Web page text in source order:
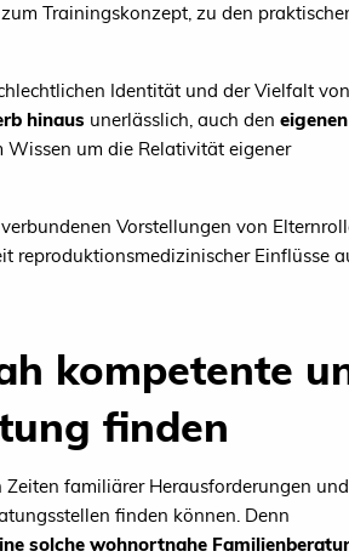
Trainingskonzept, zu den
Identität und der Vielfalt von
hinaus unerlässlich, auch den eigenen
um die Relativität eigener
Vorstellungen von
reproduktionsmedizinischer Einflüsse
kompetente
finden
familiärer Herausforderungen und
finden können. Denn
solche wohnortnahe